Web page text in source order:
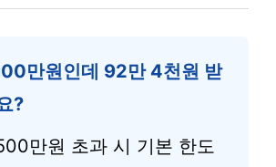
만원인데 92만 4천원 받
?
만원 초과 시 기본 한도